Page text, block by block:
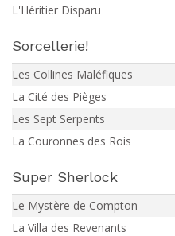
L'Héritier Disparu
Sorcellerie!
Les Collines Maléfiques
La Cité des Pièges
Les Sept Serpents
La Couronnes des Rois
Super Sherlock
Le Mystère de Compton
La Villa des Revenants